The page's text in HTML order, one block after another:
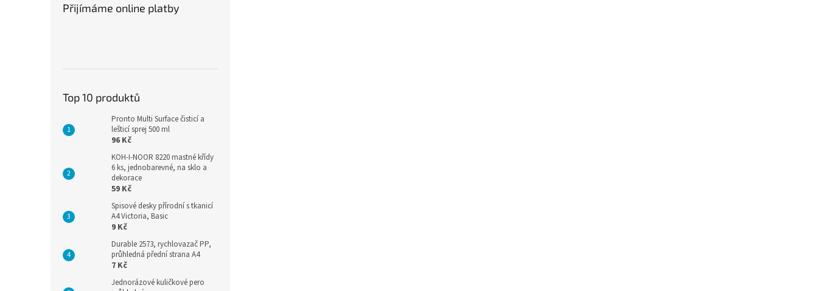
Přijímáme online platby
Top 10 produktů
Pronto Multi Surface čisticí a
lešticí sprej 500 ml
96 Kč
KOH-I-NOOR 8220 mastné křídy
6 ks, jednobarevné, na sklo a
dekorace
59 Kč
Spisové desky přírodní s tkanicí
A4 Victoria, Basic
9 Kč
Durable 2573, rychlovazač PP,
průhledná přední strana A4
7 Kč
Jednorázové kuličkové pero